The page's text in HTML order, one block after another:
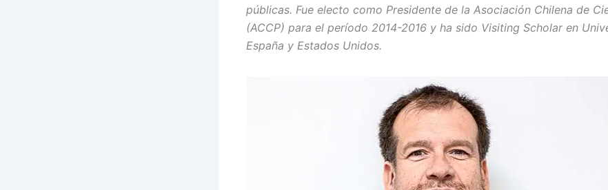
públicas. Fue electo como Presidente de la Asociación Chilena de
(ACCP) para el período 2014-2016 y ha sido Visiting Scholar en
España y Estados Unidos.